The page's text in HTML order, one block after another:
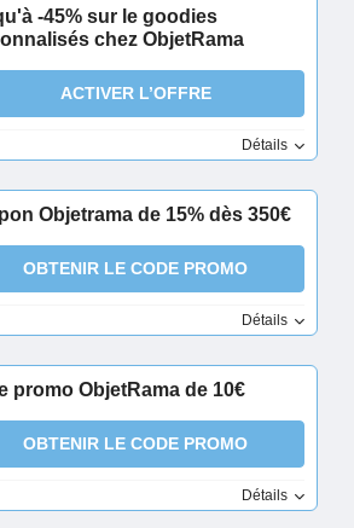
-45% sur le goodies
chez ObjetRama
ACTIVER L’OFFRE
Détails
Objetrama de 15% dès 350€
OBTENIR LE CODE PROMO
Détails
promo ObjetRama de 10€
OBTENIR LE CODE PROMO
Détails